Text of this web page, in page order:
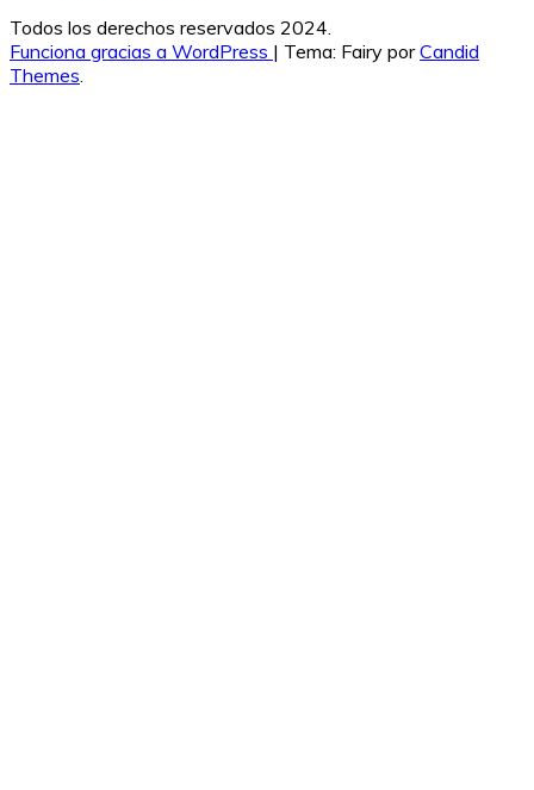
Todos los derechos reservados 2024.
Funciona gracias a WordPress | Tema: Fairy porCandid
Themes